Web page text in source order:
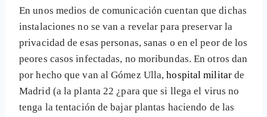
En unos medios de comunicación cuentan que dichas
instalaciones no se van a revelar para preservar la
privacidad de esas personas, sanas o en el peor de los
peores casos infectadas, no moribundas. En otros dan
por hecho que van al Gómez Ulla,hospital militar de
Madrid (a la planta 22 ¿para que si llega el virus no
tenga la tentación de bajar plantas haciendo de las